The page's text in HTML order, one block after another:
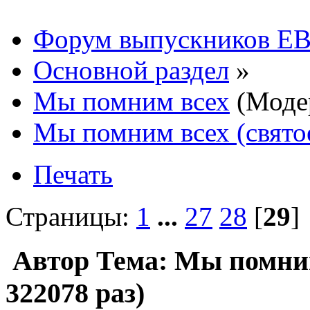
Форум выпускников
Основной раздел »
Мы помним всех
Мы помним всех
Печать
Страницы: 1 ... 27 28 [29
Автор Тема: Мы
322078 раз)